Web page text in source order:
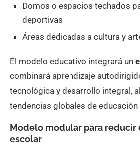
Domos o espacios techados
deportivas
Áreas dedicadas a cultura y
El modelo educativo integrará un
combinará aprendizaje
tecnológica y desarrollo integral,
tendencias globales de educación
Modelo modular para reducir
escolar